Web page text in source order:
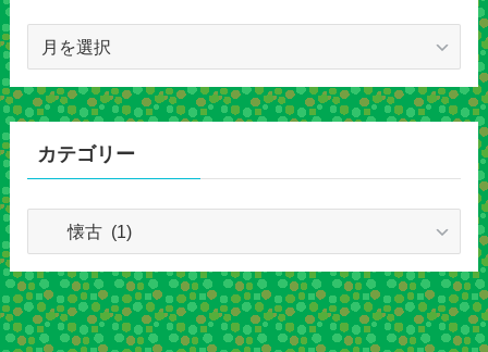
カ
イ
カテゴリー
ゴ
リ
ー